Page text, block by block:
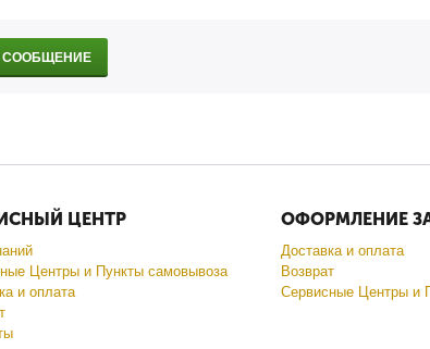
СООБЩЕНИЕ
ЦЕНТР
Центры и Пункты самовывоза
и оплата
ОФОРМЛЕНИЕ
Доставка и оплата
Возврат
Сервисные Центры и